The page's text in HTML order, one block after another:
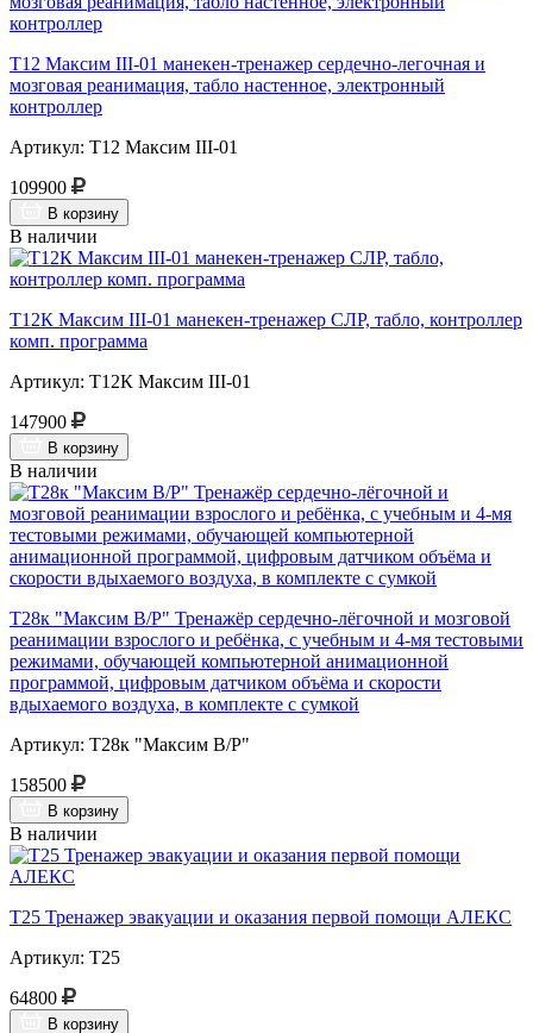
Т12 Максим III-01 манекен-тренажер сердечно-легочная и
мозговая реанимация, табло настенное, электронный
контроллер
Артикул: Т12 Максим III-01
109900
В корзину
В наличии
Т12К Максим III-01 манекен-тренажер СЛР, табло, контроллер
комп. программа
Артикул: Т12К Максим III-01
147900
В корзину
В наличии
Т28к "Максим В/Р" Тренажёр сердечно-лёгочной и мозговой
реанимации взрослого и ребёнка, с учебным и 4-мя тестовыми
режимами, обучающей компьютерной анимационной
программой, цифровым датчиком объёма и скорости
вдыхаемого воздуха, в комплекте с сумкой
Артикул: Т28к "Максим В/Р"
158500
В корзину
В наличии
Т25 Тренажер эвакуации и оказания первой помощи АЛЕКС
Артикул: Т25
64800
В корзину